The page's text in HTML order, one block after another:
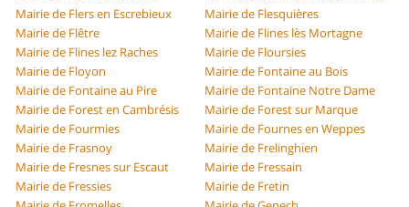
Mairie de Flers en Escrebieux
Mairie de Flesquières
Mairie de Flêtre
Mairie de Flines lès Mortagne
Mairie de Flines lez Raches
Mairie de Floursies
Mairie de Floyon
Mairie de Fontaine au Bois
Mairie de Fontaine au Pire
Mairie de Fontaine Notre Dame
Mairie de Forest en Cambrésis
Mairie de Forest sur Marque
Mairie de Fourmies
Mairie de Fournes en Weppes
Mairie de Frasnoy
Mairie de Frelinghien
Mairie de Fresnes sur Escaut
Mairie de Fressain
Mairie de Fressies
Mairie de Fretin